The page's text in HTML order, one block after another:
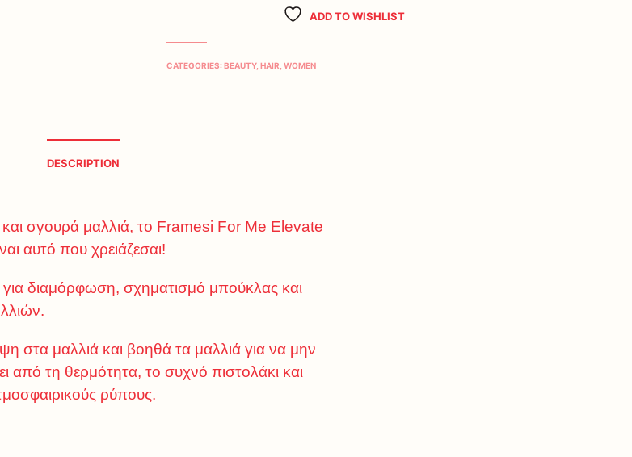
ADD TO WISHLIST
CATEGORIES:BEAUTY,HAIR ,WOMEN
DESCRIPTION
σγουρά μαλλιά, το Framesi For Me Elevate
αυτό που χρειάζεσαι!
για διαμόρφωση, σχηματισμό μπούκλας και
στα μαλλιά και βοηθά τα μαλλιά για να μην
από τη θερμότητα, το συχνό πιστολάκι και
ρύπους.